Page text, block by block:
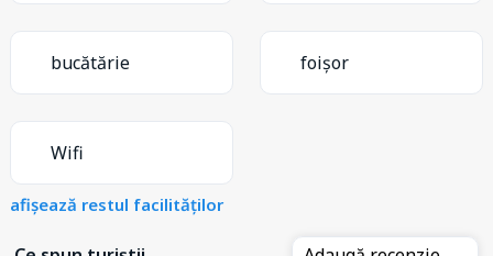
bucătărie foișor
Wifi
afișează restul facilităților